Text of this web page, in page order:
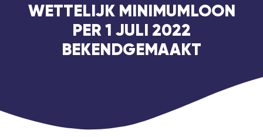
WETTELIJK MINIMUMLOON
PER 1 JULI 2022
BEKENDGEMAAKT